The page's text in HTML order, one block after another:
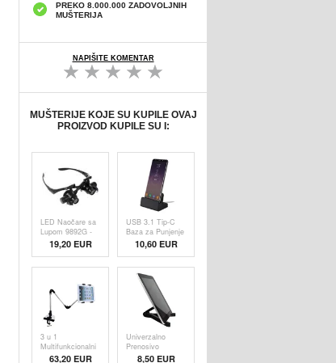
PREKO 8.000.000 ZADOVOLJNIH
MUŠTERIJA
NAPIŠITE KOMENTAR
MUŠTERIJE KOJE SU KUPILE OVAJ
PROIZVOD KUPILE SU I:
LED Naočare sa
Lupom 9892G -
10X, 15X, 20X,
25X
19,20 EUR
USB 3.1 Tip-C
Baza za Punjenje
- Crna
10,60 EUR
3 u 1
Multifunkcionalni
Držač za Tablet
63,20 EUR
Univerzalno
Prenosivo
Postolje za
8,50 EUR